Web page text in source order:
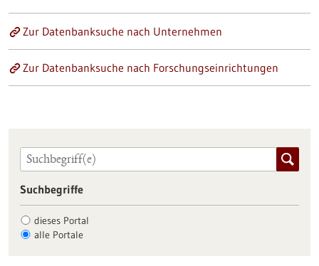
Zur Datenbanksuche nach Unternehmen
Zur Datenbanksuche nach Forschungseinrichtungen
Suchbegriffe
dieses Portal
alle Portale